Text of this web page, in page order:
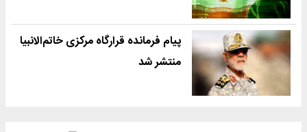
پیام فرمانده قرارگاه مرکزی خاتم‌الانبیا
منتشر شد